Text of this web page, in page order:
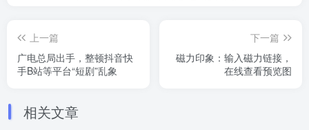
上一篇
广电总局出手，整顿抖音快
手B站等平台“短剧”乱象
下一篇
磁力印象：输入磁力链接，
在线查看预览图
相关文章